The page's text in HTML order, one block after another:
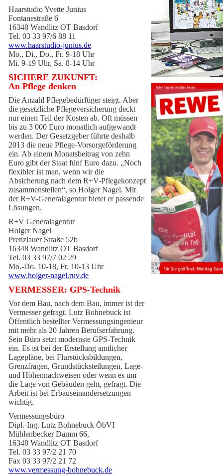
Haarstudio Yvette Junius
Fontanestraße 6
16348 Wandlitz OT Basdorf
Tel. 03 33 97/6 88 11
www.haarstudio-junius.de
Mo., Di., Do., Fr. 9-18 Uhr
Mi. 9-19 Uhr, Sa. 8-14 Uhr
SICHERE ZUKUNFT:
An Pflege denken
Die Anzahl Pflegebedürftiger steigt. Aber
die gesetzliche Pflegeversicherung deckt
nur einen Teil der Kosten ab. Oft müssen
bis zu 3 000 Euro monatlich aufgewandt
werden. Der Gesetzgeber führte deshalb
2013 die neue Pflege-Vorsorgeförderung
ein. Ab einem Monatsbeitrag von zehn
Euro gibt der Staat fünf Euro dazu. „Noch
flexibler ist man, wenn wir die
Absicherung nach dem R+V-Pflegekonzept
zusammenstellen“, so Holger Nagel. Mit
der R+V-Generalagentur bietet er passende
Lösungen.
R+V Generalagentur
Holger Nagel
Prenzlauer Straße 52b
16348 Wandlitz OT Basdorf
Tel. 03 33 97/7 02 29
Mo.-Do. 10-18, Fr. 10-13 Uhr
www.holger-nagel.ruv.de
VERMESSER: GPS-Technik
Vor dem Bau, nach dem Bau, immer ist der
Vermesser gefragt. Lutz Bohnebuck ist
Öffentlich bestellter Vermessungsingenieur
mit mehr als 20 Jahren Berufserfahrung.
Sein Büro setzt modernste GPS-Technik
ein. Es ist bei der Erstellung amtlicher
Lagepläne, bei Flurstücksbildungen,
Grenzfragen, Grundstücksteilungen, Lage-
und Höhennachweisen oder wenn es um
die Lage von Gebäuden geht, gefragt. Die
Arbeit ist bei Erbauseinandersetzungen
wichtig.
Vermessungsbüro
Dipl.-Ing. Lutz Bohnebuck ÖbVI
Mühlenbecker Damm 66,
16348 Wandlitz OT Basdorf
Tel. 03 33 97/2 21 70
Fax 03 33 97/2 21 72
www.vermessung-bohnebuck.de